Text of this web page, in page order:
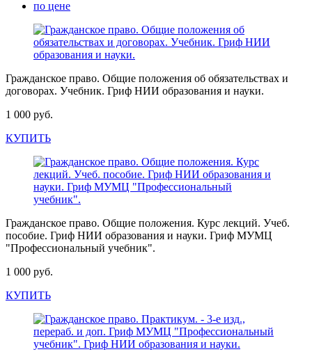
по цене
Гражданское право. Общие положения об обязательствах и
договорах. Учебник. Гриф НИИ образования и науки.
1 000 руб.
КУПИТЬ
Гражданское право. Общие положения. Курс лекций. Учеб.
пособие. Гриф НИИ образования и науки. Гриф МУМЦ
"Профессиональный учебник".
1 000 руб.
КУПИТЬ